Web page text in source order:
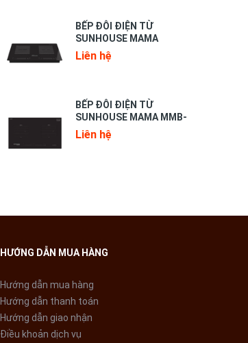
BẾP ĐÔI ĐIỆN TỪ
SUNHOUSE MAMA
MMB888DI
Liên hệ
BẾP ĐÔI ĐIỆN TỪ
SUNHOUSE MAMA MMB-
01I
Liên hệ
HƯỚNG DẪN MUA HÀNG
Hướng dẫn mua hàng
Hướng dẫn thanh toán
Hướng dẫn giao nhận
Điều khoản dịch vụ